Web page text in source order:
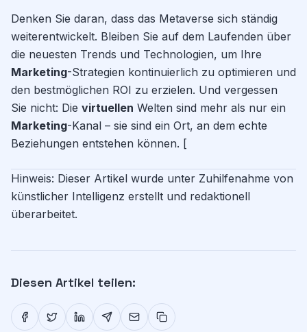
Denken Sie daran, dass das Metaverse sich ständig
weiterentwickelt. Bleiben Sie auf dem Laufenden über
die neuesten Trends und Technologien, um Ihre
Marketing-Strategien kontinuierlich zu optimieren und
den bestmöglichen ROI zu erzielen. Und vergessen
Sie nicht: Die virtuellen Welten sind mehr als nur ein
Marketing-Kanal – sie sind ein Ort, an dem echte
Beziehungen entstehen können. [
Hinweis: Dieser Artikel wurde unter Zuhilfenahme von
künstlicher Intelligenz erstellt und redaktionell
überarbeitet.
Diesen Artikel teilen: